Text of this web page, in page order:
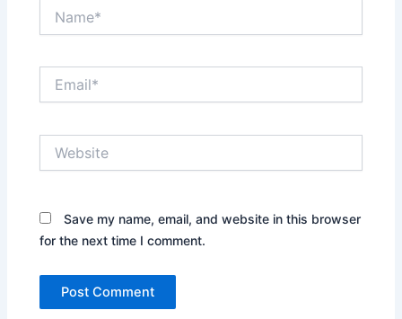
Save my name, email, and website in this browser
for the next time I comment.